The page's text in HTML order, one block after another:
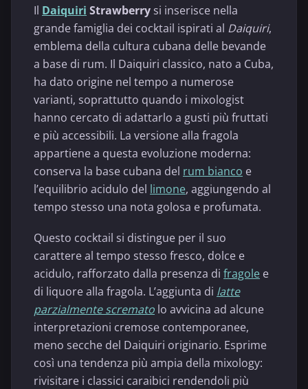
Il Daiquiri Strawberry si inserisce nella
grande famiglia dei cocktail ispirati al Daiquiri,
emblema della cultura cubana delle bevande
a base di rum. Il Daiquiri classico, nato a Cuba,
ha dato origine nel tempo a numerose
varianti, soprattutto quando i mixologist
hanno cercato di adattarlo a gusti più fruttati
e più accessibili. La versione alla fragola
appartiene a questa evoluzione moderna:
conserva la base cubana del rum bianco e
l’equilibrio acidulo del limone, aggiungendo al
tempo stesso una nota golosa e profumata.
Questo cocktail si distingue per il suo
carattere al tempo stesso fresco, dolce e
acidulo, rafforzato dalla presenza di fragole e
di liquore alla fragola. L’aggiunta di latte
parzialmente scremato lo avvicina ad alcune
interpretazioni cremose contemporanee,
meno secche del Daiquiri originario. Esprime
così una tendenza più ampia della mixology:
rivisitare i classici caraibici rendendoli più